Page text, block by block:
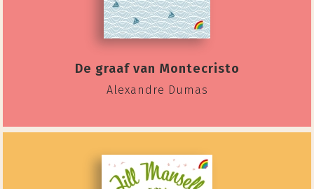
De graaf van Montecristo
Alexandre Dumas